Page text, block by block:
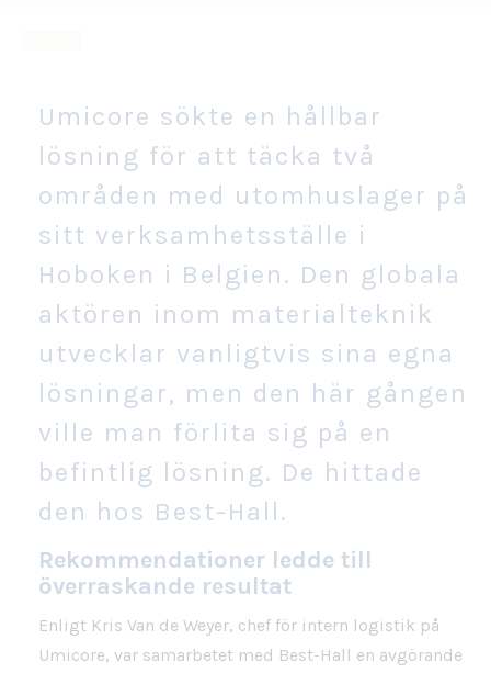
Umicore sökte en hållbar
lösning för att täcka två
områden med utomhuslager på
sitt verksamhetsställe i
Hoboken i Belgien. Den globala
aktören inom materialteknik
utvecklar vanligtvis sina egna
lösningar, men den här gången
ville man förlita sig på en
befintlig lösning. De hittade
den hos Best-Hall.
Rekommendationer ledde till
överraskande resultat
Enligt Kris Van de Weyer, chef för intern logistik på
Umicore, var samarbetet med Best-Hall en avgörande